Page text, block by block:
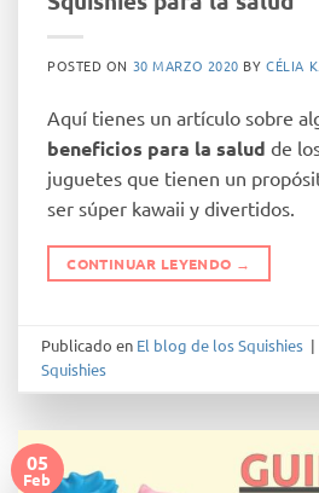
POSTED ON 30 MARZO 2020 BYCÉLIA K.
Aquí tienes un artículo sobre
beneficios para la salud de
juguetes que tienen un
ser súper kawaii y divertidos.
CONTINUAR LEYENDO →
Publicado en El blog de los Squishies |
Squishies
05
Feb